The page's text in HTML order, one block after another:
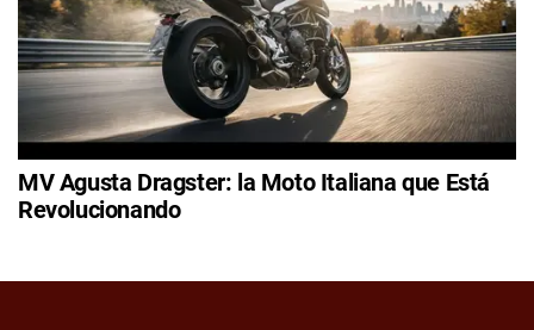
MV Agusta Dragster: la Moto Italiana que Está
Revolucionando